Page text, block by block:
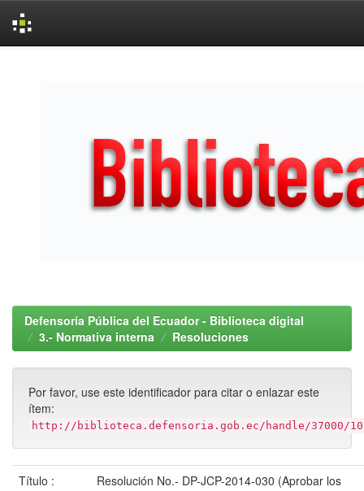
Defensoría Pública del Ecuador - Biblioteca digital
3.- Normativa interna
Resoluciones
Por favor, use este identificador para citar o enlazar este
ítem:
http://biblioteca.defensoria.gob.ec/handle/37000/
Título :
Resolución No.- DP-JCP-2014-030 (Aprobar los